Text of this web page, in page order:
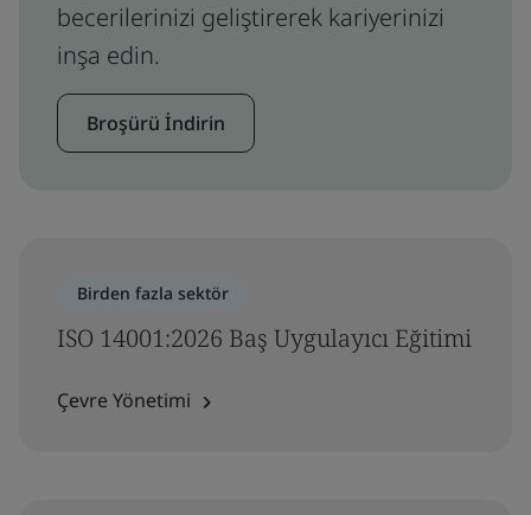
becerilerinizi geliştirerek kariyerinizi
inşa edin.
Broşürü İndirin
Birden fazla sektör
ISO 14001:2026 Baş Uygulayıcı Eğitimi
Çevre Yönetimi